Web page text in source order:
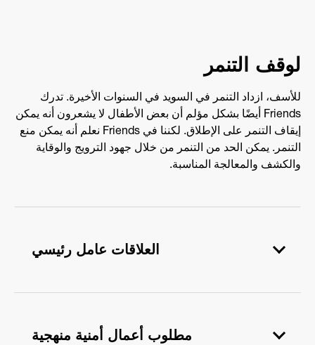
لوقف التنمر
للأسف، ازداد التنمر في السويد في السنوات الأخيرة. تدرك
Friends أيضًا بشكل مؤلم أن بعض الأطفال لا يشعرون أنه يمكن
إيقاف التنمر على الإطلاق. لكننا في Friends نعلم أنه يمكن منع
التنمر. يمكن الحد من التنمر من خلال جهود الترويج والوقاية
والكشف والمعالجة المناسبة.
العلاقات عامل رئيسي
تنمر. إذا كانت تلك المعرفة موجودة ، فسيتم القضاء
مطلوب أعمال أمنية منهجية